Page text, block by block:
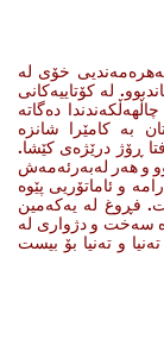
خۆی لە
لە کۆتاییەکانی
دەگاتە
بە کامێرا شانزە
ڕۆژ درێژەی کێشا.
و هەر لەبەرئەمەش
و ئاماتۆریی پێوە
فڕوغ لە یەکەمین
سەخت و دژواری لە
و تەنیا بۆ بیست